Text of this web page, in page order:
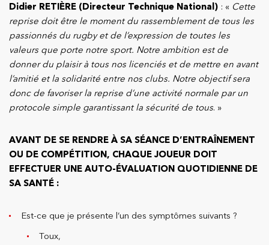
Didier RETIÈRE (Directeur Technique National) : « Cette
reprise doit être le moment du rassemblement de tous les
passionnés du rugby et de l’expression de toutes les
valeurs que porte notre sport. Notre ambition est de
donner du plaisir à tous nos licenciés et de mettre en avant
l’amitié et la solidarité entre nos clubs. Notre objectif sera
donc de favoriser la reprise d’une activité normale par un
protocole simple garantissant la sécurité de tous. »
AVANT DE SE RENDRE À SA SÉANCE D’ENTRAÎNEMENT
OU DE COMPÉTITION, CHAQUE JOUEUR DOIT
EFFECTUER UNE AUTO-ÉVALUATION QUOTIDIENNE DE
SA SANTÉ :
Est-ce que je présente l’un des symptômes suivants ?
Toux,